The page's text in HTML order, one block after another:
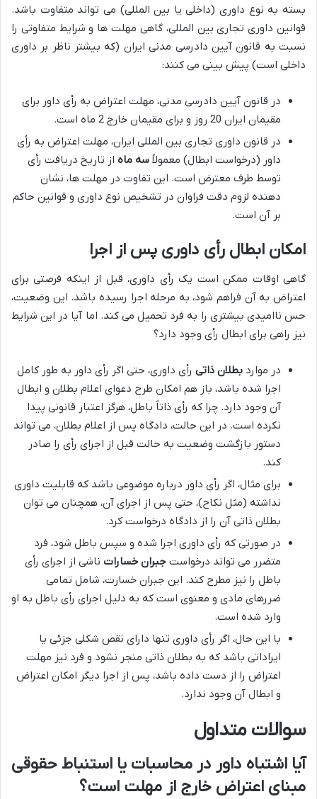
بسته به نوع داوری (داخلی یا بین المللی) می تواند متفاوت باشد.
قوانین داوری تجاری بین المللی، گاهی مهلت ها و شرایط متفاوتی را
نسبت به قانون آیین دادرسی مدنی ایران (که بیشتر ناظر بر داوری
داخلی است) پیش بینی می کنند:
در قانون آیین دادرسی مدنی، مهلت اعتراض به رأی داور برای
مقیمان ایران 20 روز و برای مقیمان خارج 2 ماه است.
در قانون داوری تجاری بین المللی ایران، مهلت اعتراض به رأی
داور (درخواست ابطال) معمولاً سه ماه از تاریخ دریافت رأی
توسط طرف معترض است. این تفاوت در مهلت ها، نشان
دهنده لزوم دقت فراوان در تشخیص نوع داوری و قوانین حاکم
بر آن است.
امکان ابطال رأی داوری پس از اجرا
گاهی اوقات ممکن است یک رأی داوری، قبل از اینکه فرصتی برای
اعتراض به آن فراهم شود، به مرحله اجرا رسیده باشد. این وضعیت،
حس ناامیدی بیشتری را به فرد تحمیل می کند. اما آیا در این شرایط
نیز راهی برای ابطال رأی وجود دارد؟
در موارد بطلان ذاتی رأی داوری، حتی اگر رأی داور به طور کامل
اجرا شده باشد، باز هم امکان طرح دعوای اعلام بطلان و ابطال
آن وجود دارد. چرا که رأی ذاتاً باطل، هرگز اعتبار قانونی پیدا
نکرده است. در این حالت، دادگاه پس از اعلام بطلان، می تواند
دستور بازگشت وضعیت به حالت قبل از اجرای رأی را صادر
کند.
برای مثال، اگر رأی داور درباره موضوعی باشد که قابلیت داوری
نداشته (مثل نکاح)، حتی پس از اجرای آن، همچنان می توان
بطلان ذاتی آن را از دادگاه درخواست کرد.
در صورتی که رأی داوری اجرا شده و سپس باطل شود، فرد
متضرر می تواند درخواست جبران خسارات ناشی از اجرای رأی
باطل را نیز مطرح کند. این جبران خسارت، شامل تمامی
ضررهای مادی و معنوی است که به دلیل اجرای رأی باطل به او
وارد شده است.
با این حال، اگر رأی داوری تنها دارای نقص شکلی جزئی یا
ایراداتی باشد که به بطلان ذاتی منجر نشود و فرد نیز مهلت
اعتراض را از دست داده باشد، پس از اجرا دیگر امکان اعتراض
و ابطال آن وجود ندارد.
سوالات متداول
آیا اشتباه داور در محاسبات یا استنباط حقوقی
مبنای اعتراض خارج از مهلت است؟